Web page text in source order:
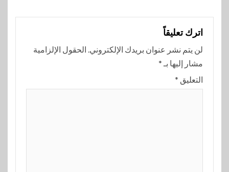
اترك تعليقاً
لن يتم نشر عنوان بريدك الإلكتروني. الحقول الإلزامية
مشار إليها بـ *
التعليق *